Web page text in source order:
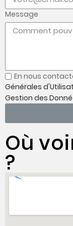
Message
En nous
Générales
Gestion des
Où
?